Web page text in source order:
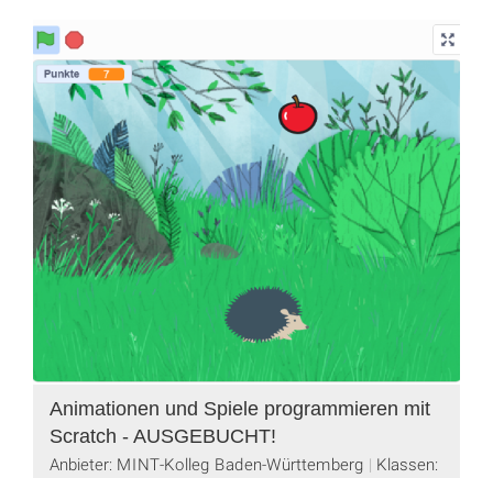
Animationen und Spiele programmieren mit
Scratch - AUSGEBUCHT!
Anbieter: MINT-Kolleg Baden-Württemberg
Klassen: